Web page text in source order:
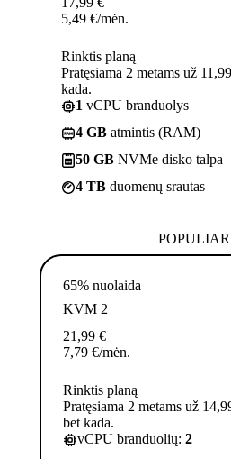
5,49 €/mėn.
Rinktis planą
Pratęsiama 2 metams už
kada.
1 vCPU branduolys
4 GB atmintis (RAM)
50 GB NVMe disko talpa
4 TB duomenų srautas
65% nuolaida
KVM 2
21,99 €
7,79 €/mėn.
Rinktis planą
Pratęsiama 2 metams už
bet kada.
vCPU branduolių: 2